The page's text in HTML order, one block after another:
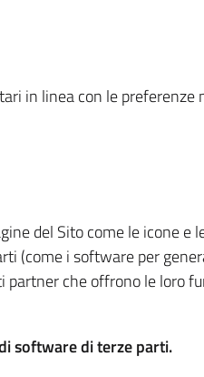
in linea con le
del Sito come le icone e
(come i software per
che offrono le loro
software di terze parti.